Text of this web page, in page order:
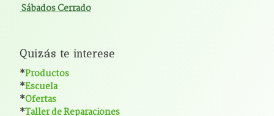
Sábados Cerrado
Quizás te interese
*Productos
*Escuela
*Ofertas
*Taller de Reparaciones